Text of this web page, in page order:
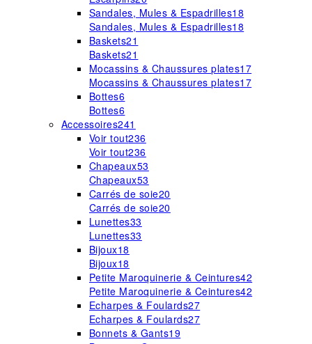
Sandales, Mules & Espadrilles18
Sandales, Mules & Espadrilles18
Baskets21
Baskets21
Mocassins & Chaussures plates17
Mocassins & Chaussures plates17
Bottes6
Bottes6
Accessoires241
Voir tout236
Voir tout236
Chapeaux53
Chapeaux53
Carrés de soie20
Carrés de soie20
Lunettes33
Lunettes33
Bijoux18
Bijoux18
Petite Maroquinerie & Ceintures42
Petite Maroquinerie & Ceintures42
Echarpes & Foulards27
Echarpes & Foulards27
Bonnets & Gants19